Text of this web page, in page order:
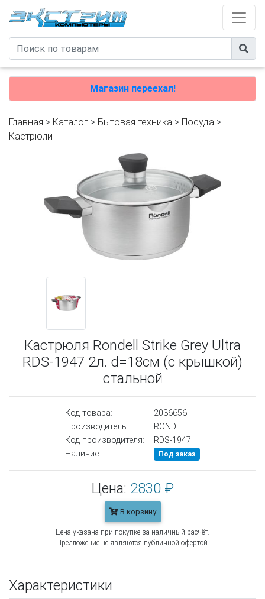
Магазин переехал!
Главная > Каталог > Бытовая техника > Посуда >
Кастрюли
Кастрюля Rondell Strike Grey Ultra
RDS-1947 2л. d=18см (с крышкой)
стальной
Код товара:
2036656
Производитель:
RONDELL
Код производителя:
RDS-1947
Наличие:
Под заказ
Цена: 2830 ₽
В корзину
Цена указана при покупке за наличный расчёт.
Предложение не являются публичной офертой.
Характеристики